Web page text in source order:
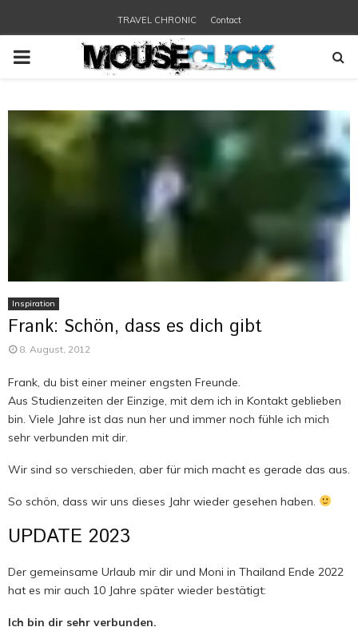
TRAVEL CHRONIC Contact
PRIMARY
Inspiration
Frank: Schön, dass es dich gibt
8. August, 2012
Frank, du bist einer meiner engsten Freunde.
Aus Studienzeiten der Einzige, mit dem ich in Kontakt geblieben
bin. Viele Jahre ist das nun her und immer noch fühle ich mich
sehr verbunden mit dir.
Wir sind so verschieden, aber für mich macht es gerade das aus.
So schön, dass wir uns dieses Jahr wieder gesehen haben.
UPDATE 2023
Der gemeinsame Urlaub mir dir und Moni in Thailand Ende 2022
hat es mir auch 10 Jahre später wieder bestätigt:
Ich bin dir sehr verbunden.